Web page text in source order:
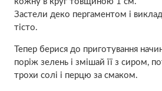
Застели деко пергаментом і
тісто.
Тепер берися до приготування
поріж зелень і змішай її з сиром,
трохи солі і перцю за смаком.